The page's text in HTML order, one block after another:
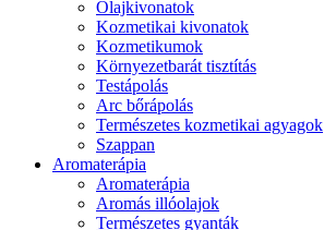
Olajkivonatok
Kozmetikai kivonatok
Kozmetikumok
Környezetbarát tisztítás
Testápolás
Arc bőrápolás
Természetes kozmetikai agyagok
Szappan
Aromaterápia
Aromaterápia
Aromás illóolajok
Természetes gyanták